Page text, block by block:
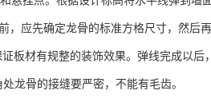
，应先确定龙骨的标准方格尺寸，然后
板材有规整的装饰效果。弹线完成以后
龙骨的接缝要严密，不能有毛齿。